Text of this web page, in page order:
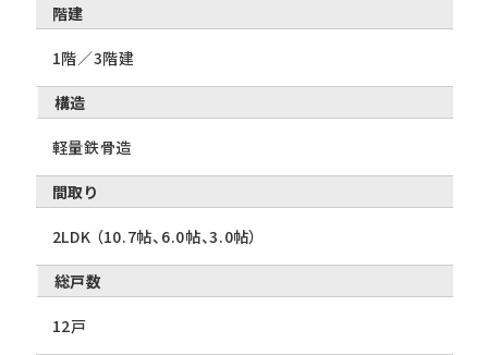
階建
1階／3階建
構造
軽量鉄骨造
間取り
2LDK （10.7帖、6.0帖、3.0帖）
総戸数
12戸